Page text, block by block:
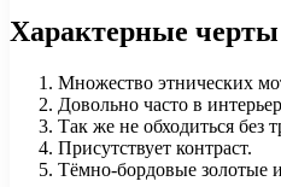
Характерные черты
Множество этнических
Довольно часто в
Так же не обходиться
Присутствует контраст.
Тёмно-бордовые золотые